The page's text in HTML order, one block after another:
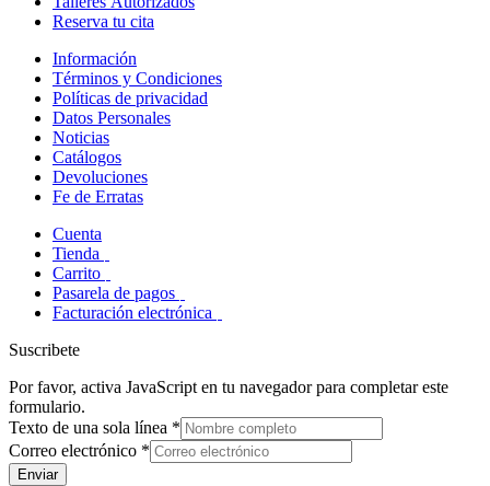
Reserva tu cita
Información
Términos y Condiciones
Políticas de privacidad
Datos Personales
Noticias
Catálogos
Devoluciones
Fe de Erratas
Cuenta
Tienda
Carrito
Pasarela de pagos
Facturación electrónica
Suscribete
Por favor, activa JavaScript en tu navegador para completar este
formulario.
Texto de una sola línea *
Correo electrónico *
Enviar